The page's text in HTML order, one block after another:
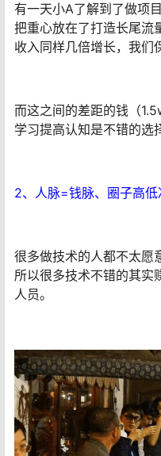
有一天小A了解到了做项
把重心放在了打造长尾流
收入同样几倍增长，我们
而这之间的差距的钱（
学习提高认知是不错的选
2、人脉=钱脉、圈子高低
很多做技术的人都不太愿
所以很多技术不错的其实
人员。